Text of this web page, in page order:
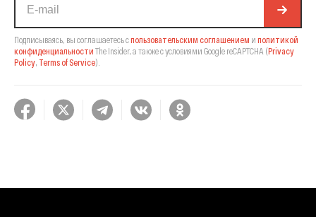
Подписываясь, вы соглашаетесь спользовательским соглашением и политикой
конфиденциальности The Insider, а также с условиями Google reCAPTCHA (Privacy
Policy Terms of Service).